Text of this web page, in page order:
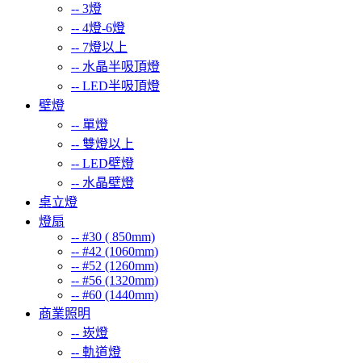
-- 3燈
-- 4燈-6燈
-- 7燈以上
-- 水晶半吸頂燈
-- LED半吸頂燈
壁燈
-- 單燈
-- 雙燈以上
-- LED壁燈
-- 水晶壁燈
桌立燈
燈扇
-- #30 ( 850mm)
-- #42 (1060mm)
-- #52 (1260mm)
-- #56 (1320mm)
-- #60 (1440mm)
商業照明
-- 崁燈
-- 軌道燈